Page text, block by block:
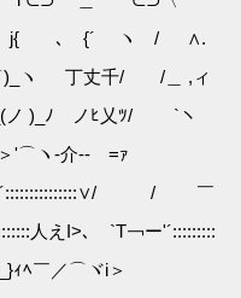
{´ ヽ / ∧.
千/ /＿ ,ィ
ノﾋ乂ﾂ/ `ヽ
‐-ゝ=ｧ
/ ￣
えI>､ `T￢ー'´:::::::::
￣／⌒ヾi＞